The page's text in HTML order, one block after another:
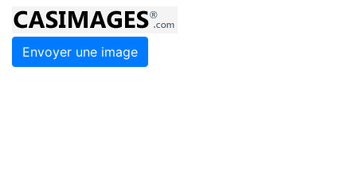
Envoyer une image